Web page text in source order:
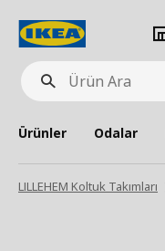
Ürün
Ara
Ürünler Odalar
LILLEHEM Koltuk Takımları